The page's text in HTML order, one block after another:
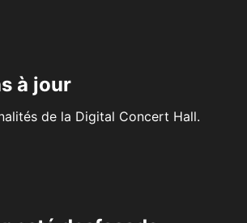
à jour
de la Digital Concert Hall.